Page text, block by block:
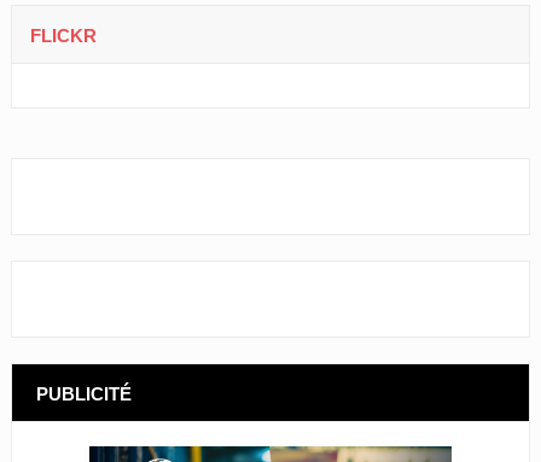
FLICKR
PUBLICITÉ